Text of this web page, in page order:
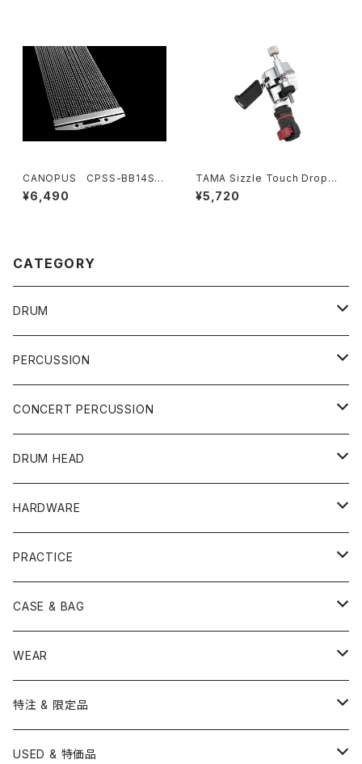
CANOPUS CPSS-BB14SN
P30 Back Beat Snare Wir
¥6,490
TAMA Sizzle Touch Drop C
lutch STDC7
¥5,720
CATEGORY
DRUM
DRUM SET
YAMAHA
PEARL
SNARE
TAMA
PEARL
LUDWIG
CYMBAL
ZILDJIAN
SABIAN
ACCESSORY
MUTE
BEATER
STICK
DRUM STICK
MARCHING STICK
ELECTRICK DRUM
PERCUSSION
CAJON
CONGA
BONGO
TABLA BONGO
DJEMBE
DARBUKA
PANDEIRO
TAMBORIM
HAND PAN
CONCERT PERCUSSION
CONCERT SNARE
CONCERT CYMBAL
PAIR CYMBAL
SUSPENDED CYMBAL
小物楽器
TAMBORIN
TRAIANGLE
STICK
MALLET
MARIMBA
VIBRAPHONE
楽譜
打楽器ソロ
GONG
DRUM HEAD
SNARE HEAD
REMO
EVANS
TOM HEAD
6" HEAD
8" HEAD
BASS DRUM HEAD
18" HEAD
20" HEAD
OTHER HEAD
HARDWARE
Cymbal Stands
Boom Stand
Straight Stand
Snare Stands
Hi-Hat Stands
Drum Pedals
Single Pedal
Hadware Kits
PRACTICE
CYMBAL
PAD
BOOK ＆ MOVIE
Rhythm & Drums magazine
CASE & BAG
STICK BAG
Link of Happiness
CYMBAL CASE
PERCUSSION CASE
WEAR
BURR FINE COFFEE
HI-HAT
特注 & 限定品
ZIldjian 選定シンバル
USED & 特価品